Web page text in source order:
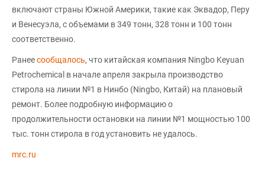
включают страны Южной Америки, такие как Эквадор, Перу
и Венесуэла, с объемами в 349 тонн, 328 тонн и 100 тонн
соответственно.
Ранеесообщалось, что китайская компания Ningbo Keyuan
Petrochemical в начале апреля закрыла производство
стирола на линии №1 в Нинбо (Ningbo, Китай) на плановый
ремонт. Более подробную информацию о
продолжительности остановки на линии №1 мощностью 100
тыс. тонн стирола в год установить не удалось.
mrc.ru